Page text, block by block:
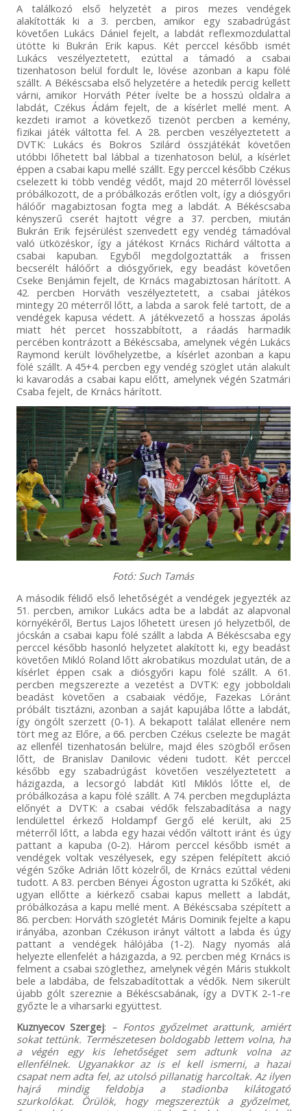
A találkozó első helyzetét a piros mezes vendégek
alakították ki a 3. percben, amikor egy szabadrúgást
követően Lukács Dániel fejelt, a labdát reflexmozdulattal
ütötte ki Bukrán Erik kapus. Két perccel később ismét
Lukács veszélyeztetett, ezúttal a támadó a csabai
tizenhatoson belül fordult le, lövése azonban a kapu fölé
szállt. A Békéscsaba első helyzetére a hetedik percig kellett
várni, amikor Horváth Péter ívelte be a hosszú oldalra a
labdát, Czékus Ádám fejelt, de a kísérlet mellé ment. A
kezdeti iramot a következő tizenöt percben a kemény,
fizikai játék váltotta fel. A 28. percben veszélyeztetett a
DVTK: Lukács és Bokros Szilárd összjátékát követően
utóbbi lőhetett bal lábbal a tizenhatoson belül, a kísérlet
éppen a csabai kapu mellé szállt. Egy perccel később Czékus
cselezett ki több vendég védőt, majd 20 méterről lövéssel
próbálkozott, de a próbálkozás erőtlen volt, így a diósgyőri
hálóőr magabiztosan fogta meg a labdát. A Békéscsaba
kényszerű cserét hajtott végre a 37. percben, miután
Bukrán Erik fejsérülést szenvedett egy vendég támadóval
való ütközéskor, így a játékost Krnács Richárd váltotta a
csabai kapuban. Egyből megdolgoztatták a frissen
becserélt hálóőrt a diósgyőriek, egy beadást követően
Cseke Benjámin fejelt, de Krnács magabiztosan hárított. A
42. percben Horváth veszélyeztetett, a csabai játékos
mintegy 20 méterről lőtt, a labda a sarok felé tartott, de a
vendégek kapusa védett. A játékvezető a hosszas ápolás
miatt hét percet hosszabbított, a ráadás harmadik
percében kontrázott a Békéscsaba, amelynek végén Lukács
Raymond került lövőhelyzetbe, a kísérlet azonban a kapu
fölé szállt. A 45+4. percben egy vendég szöglet után alakult
ki kavarodás a csabai kapu előtt, amelynek végén Szatmári
Csaba fejelt, de Krnács hárított.
Fotó: Such Tamás
A második félidő első lehetőségét a vendégek jegyezték az
51. percben, amikor Lukács adta be a labdát az alapvonal
környékéről, Bertus Lajos lőhetett üresen jó helyzetből, de
jócskán a csabai kapu fölé szállt a labda A Békéscsaba egy
perccel később hasonló helyzetet alakított ki, egy beadást
követően Mikló Roland lőtt akrobatikus mozdulat után, de a
kísérlet éppen csak a diósgyőri kapu fölé szállt. A 61.
percben megszerezte a vezetést a DVTK: egy jobboldali
beadást követően a csabaiak védője, Fazekas Lóránt
próbált tisztázni, azonban a saját kapujába lőtte a labdát,
így öngólt szerzett (0-1). A bekapott találat ellenére nem
tört meg az Előre, a 66. percben Czékus cselezte be magát
az ellenfél tizenhatosán belülre, majd éles szögből erősen
lőtt, de Branislav Danilovic védeni tudott. Két perccel
később egy szabadrúgást követően veszélyeztetett a
házigazda, a lecsorgó labdát Kitl Miklós lőtte el, de
próbálkozása a kapu fölé szállt. A 74. percben megduplázta
előnyét a DVTK: a csabai védők felszabadítása a nagy
lendülettel érkező Holdampf Gergő elé került, aki 25
méterről lőtt, a labda egy hazai védőn váltott iránt és úgy
pattant a kapuba (0-2). Három perccel később ismét a
vendégek voltak veszélyesek, egy szépen felépített akció
végén Szőke Adrián lőtt közelről, de Krnács ezúttal védeni
tudott. A 83. percben Bényei Ágoston ugratta ki Szőkét, aki
ugyan ellőtte a kiérkező csabai kapus mellett a labdát,
próbálkozása a kapu mellé ment. A Békéscsaba szépített a
86. percben: Horváth szögletét Máris Dominik fejelte a kapu
irányába, azonban Czékuson irányt váltott a labda és úgy
pattant a vendégek hálójába (1-2). Nagy nyomás alá
helyezte ellenfelét a házigazda, a 92. percben még Krnács is
felment a csabai szöglethez, amelynek végén Máris stukkolt
bele a labdába, de felszabadítottak a védők. Nem sikerült
újabb gólt szereznie a Békéscsabának, így a DVTK 2-1-re
győzte le a viharsarki együttest.
Kuznyecov Szergej: – Fontos győzelmet arattunk, amiért
sokat tettünk. Természetesen boldogabb lettem volna, ha
a végén egy kis lehetőséget sem adtunk volna az
ellenfélnek. Ugyanakkor az is el kell ismerni, a hazai
csapat nem adta fel, az utolsó pillanatig harcoltak. Az ilyen
hajrá mindig feldobja a stadionba kilátogató
szurkolókat. Örülök, hogy megszereztük a győzelmet,